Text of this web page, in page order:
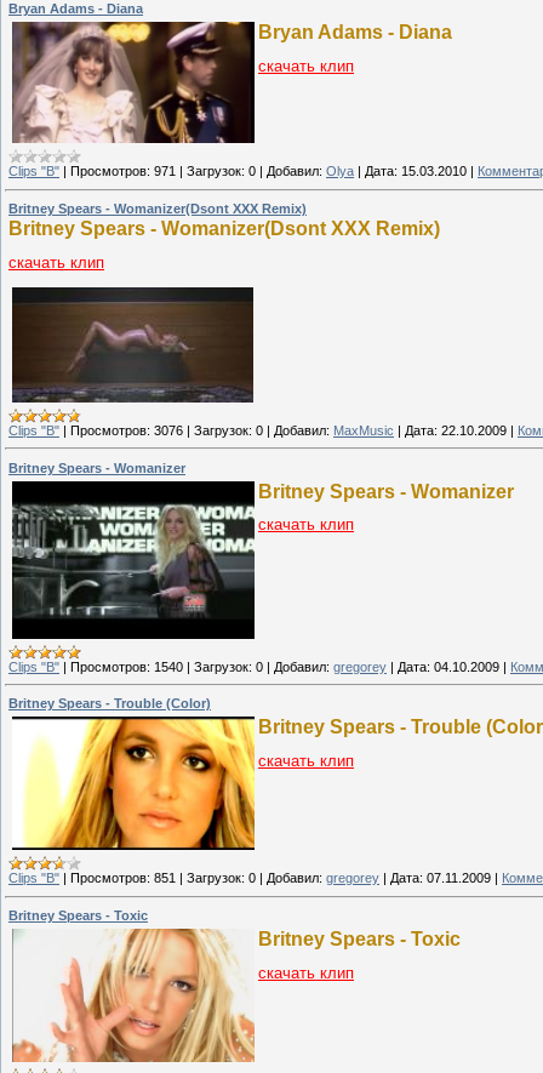
Bryan Adams - Diana
Bryan Adams - Diana
скачать клип
Clips "B" Просмотров: 971 Загрузок: 0 Добавил: Olya Дата: 15.03.2010
Britney Spears - Womanizer(Dsont XXX Remix)
Britney Spears - Womanizer(Dsont XXX Remix)
скачать клип
Clips "B" | Просмотров: 3076 | Загрузок: 0 | Добавил: MaxMusic | Дата: 22.10.2009 |
Britney Spears - Womanizer
Britney Spears - Womanizer
скачать клип
Clips "B" | Просмотров: 1540 | Загрузок: 0 | Добавил: gregorey | Дата: 04.10.2009 |
Britney Spears - Trouble (Color)
Britney Spears - Trouble
скачать клип
Clips "B" | Просмотров: 851 | Загрузок: 0 | Добавил: gregorey | Дата: 07.11.2009 |
Britney Spears - Toxic
Britney Spears - Toxic
скачать клип